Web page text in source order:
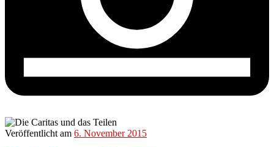
Veröffentlicht am 6. November 2015